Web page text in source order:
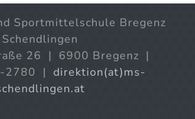
Sportmittelschule Bregenz
Schendlingen
26 | 6900 Bregenz |
2780 | direktion(at)ms-